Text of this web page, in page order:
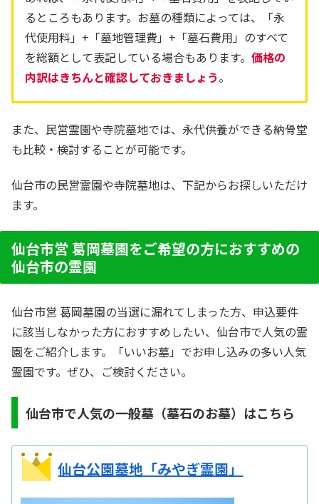
るところもあります。お墓の種類によっては、「永
代使用料」+「墓地管理費」+「墓石費用」のすべて
を総額として表記している場合もあります。 価格の
内訳はきちんと確認しておきましょう。
また、民営霊園や寺院墓地では、永代供養ができる納骨堂
も比較・検討することが可能です。
仙台市の民営霊園や寺院墓地は、下記からお探しいただけ
ます。
仙台市営 葛岡墓園をご希望の方におすすめの
仙台市の霊園
仙台市営 葛岡墓園の当選に漏れてしまった方、申込要件
に該当しなかった方におすすめしたい、仙台市で人気の霊
園をご紹介します。「いいお墓」でお申し込みの多い人気
霊園です。ぜひ、ご検討ください。
仙台市で人気の一般墓（墓石のお墓）はこちら
仙台公園墓地「みやぎ霊園」